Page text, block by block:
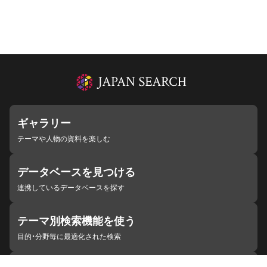
ギャラリー
テーマや人物の資料を楽しむ
データベースを見つける
連携しているデータベースを探す
テーマ別検索機能を使う
目的・分野毎に最適化された検索